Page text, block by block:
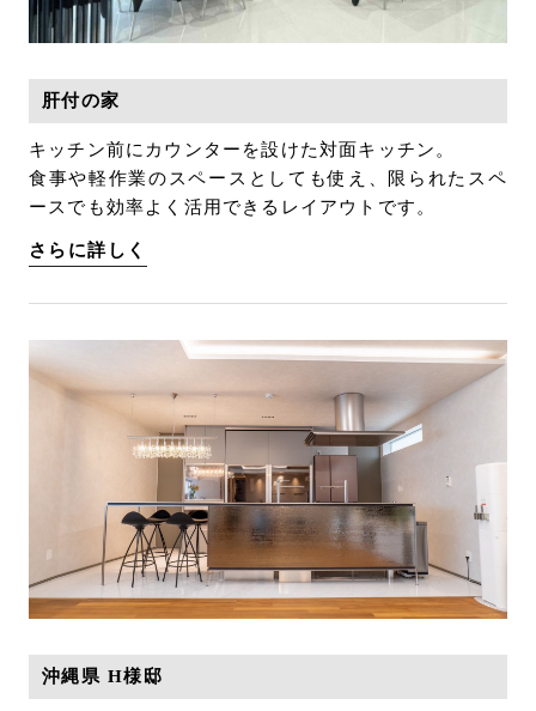
肝付の家
キッチン前にカウンターを設けた対面キッチン。
食事や軽作業のスペースとしても使え、限られたスペ
ースでも効率よく活用できるレイアウトです。
さらに詳しく
沖縄県 H様邸